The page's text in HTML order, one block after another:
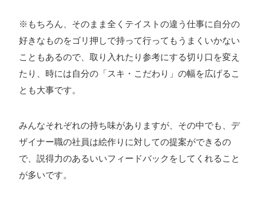
※もちろん、そのまま全くテイストの違う仕事に自分の
好きなものをゴリ押しで持って行ってもうまくいかない
こともあるので、取り入れたり参考にする切り口を変え
たり、時には自分の「スキ・こだわり」の幅を広げるこ
とも大事です。
みんなそれぞれの持ち味がありますが、その中でも、デ
ザイナー職の社員は絵作りに対しての提案ができるの
で、説得力のあるいいフィードバックをしてくれること
が多いです。